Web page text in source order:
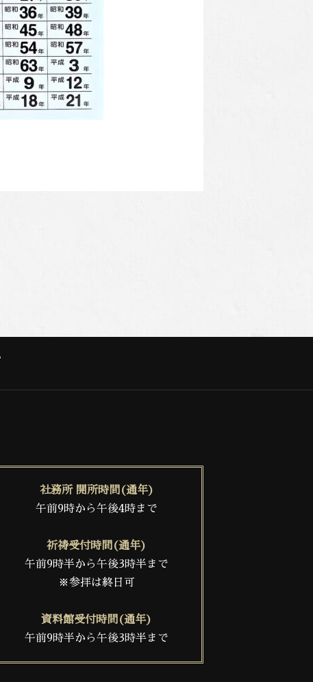
社務所 開所時間(通年)
午前9時から午後4時まで
祈祷受付時間(通年)
午前9時半から午後3時半まで
※参拝は終日可
資料館受付時間(通年)
午前9時半から午後3時半まで